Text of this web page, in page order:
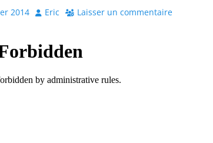
2014 Author
Eric Laisser un commentaire